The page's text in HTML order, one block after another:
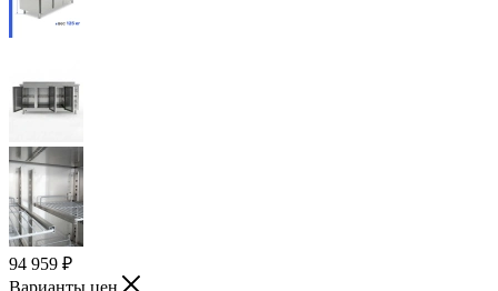
94 959 ₽
Варианты цен